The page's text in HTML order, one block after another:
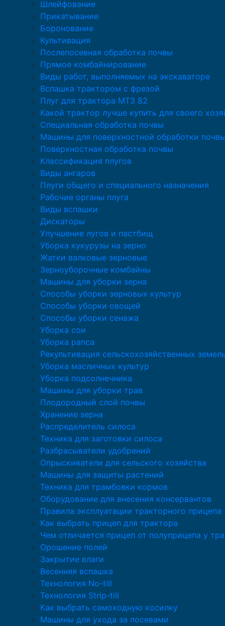
Шлейфование
Прикатывание
Боронование
Культивация
Послепосевная обработка почвы
Прямое комбайнирование
Виды работ, выполняемых на экскаваторе
Вспашка трактором с фрезой
Плуг для трактора МТЗ 82
Какой трактор лучше купить для своего
Специальная обработка почвы
Машины для поверхностной обработки
Поверхностная обработка почвы
Классификация плугов
Виды ангаров
Плуги общего и специального назначения
Рабочие органы плуга
Виды вспашки
Дискаторы
Улучшение лугов и пастбищ
Уборка кукурузы на зерно
Жатки валковые зерновые
Зерноуборочные комбайны
Машины для уборки зерна
Способы уборки зерновых культур
Способы уборки овощей
Способы уборки сенажа
Уборка сои
Уборка рапса
Рекультивация сельскохозяйственных
Уборка масличных культур
Уборка подсолнечника
Машины для уборки трав
Плодородный слой почвы
Хранение зерна
Распределитель силоса
Техника для заготовки силоса
Разбрасыватели удобрений
Опрыскиватели для сельского хозяйства
Машины для защиты растений
Техника для трамбовки кормов
Оборудование для внесения консервантов
Правила эксплуатации тракторного прицепа
Как выбрать прицеп для трактора
Чем отличается прицеп от полуприцепа у
Орошение полей
Закрытие влаги
Весенняя вспашка
Технология No-till
Технология Strip-till
Как выбрать самоходную косилку
Машины для ухода за посевами